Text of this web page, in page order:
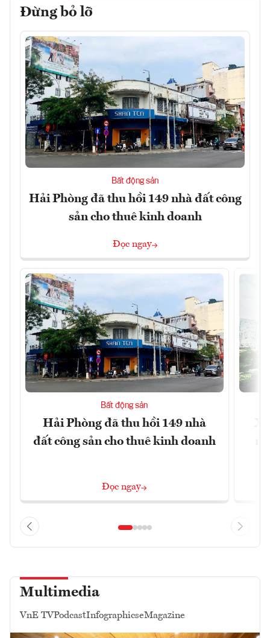
Đừng bỏ lỡ
Bất động sản
Hải Phòng đã thu hồi 149 nhà đất công
sản cho thuê kinh doanh
Đọc ngay
Bất động sản
Hải Phòng đã thu hồi 149 nhà
đất công sản cho thuê kinh doanh
Đọc ngay
Multimedia
VnE TVPodcastInfographicseMagazine